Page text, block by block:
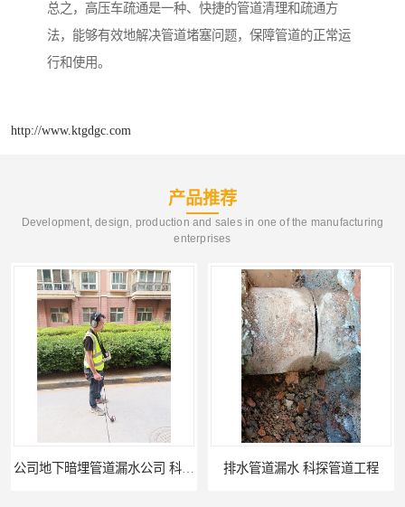
总之，高压车疏通是一种、快捷的管道清理和疏通方
法，能够有效地解决管道堵塞问题，保障管道的正常运
行和使用。
http://www.ktgdgc.com
产品推荐
Development, design, production and sales in one of the manufacturing
enterprises
公司地下暗埋管道漏水公司 科探管道工程 排水管道漏水 科探管道工程